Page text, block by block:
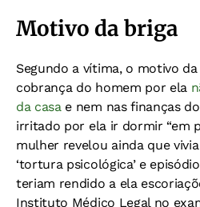
Motivo da briga
Segundo a vítima, o motivo
cobrança do homem por ela
da casa e nem nas finanças
irritado por ela ir dormir “em
mulher revelou ainda que
‘tortura psicológica’ e
teriam rendido a ela
Instituto Médico Legal no